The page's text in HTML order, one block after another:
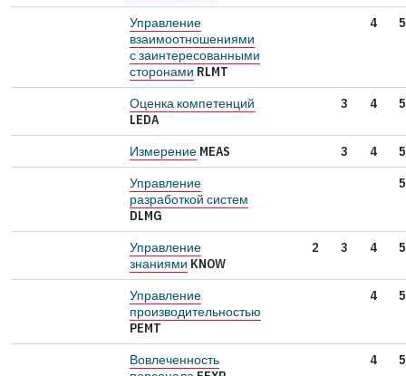
Управление
взаимоотношениями
с заинтересованными
сторонами RLMT
4 5
Оценка компетенций
LEDA
3 4 5
Измерение MEAS 3 4
5
Управление
разработкой систем
DLMG
5
Управление
знаниями KNOW
2 3 4 5
Управление
производительностью
PEMT
4 5
Вовлеченность
4 5